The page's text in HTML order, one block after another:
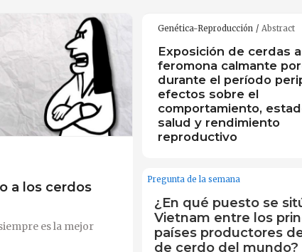
a los cerdos
es la mejor
Genética-Reproducción Abstract
Exposición de cerdas
feromona calmante
durante el período
efectos sobre el
comportamiento,
salud y rendimiento
reproductivo
Pregunta de la semana
¿En qué puesto se
Vietnam entre los
países productores
de cerdo del mundo?